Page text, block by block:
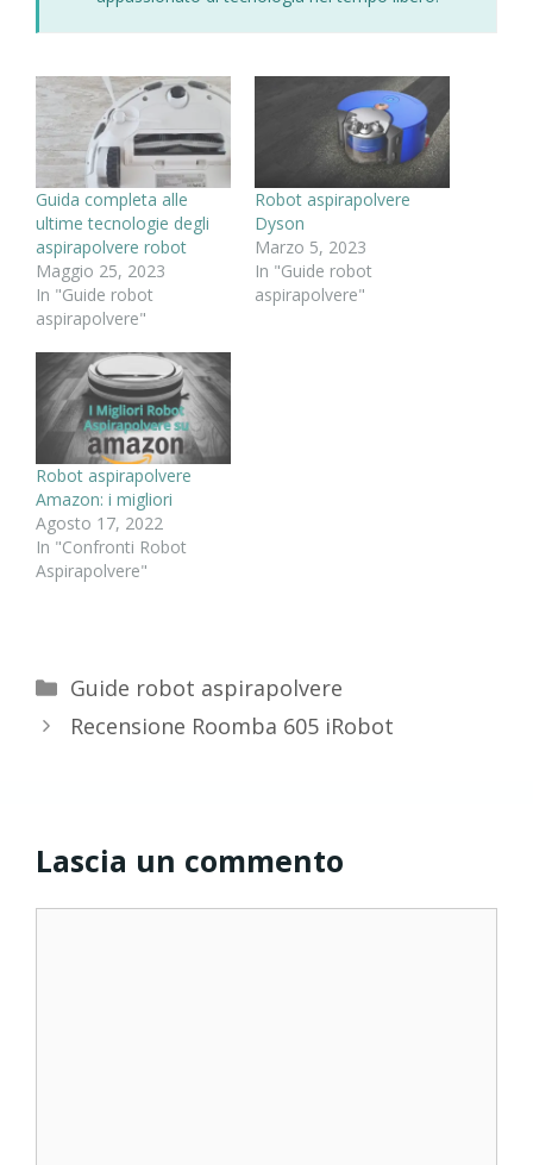
Guida completa alle
ultime tecnologie degli
aspirapolvere robot
Maggio 25, 2023
In "Guide robot
aspirapolvere"
Robot aspirapolvere
Dyson
Marzo 5, 2023
In "Guide robot
aspirapolvere"
Robot aspirapolvere
Amazon: i migliori
Agosto 17, 2022
In "Confronti Robot
Aspirapolvere"
Categorie
Guide robot aspirapolvere
Recensione Roomba 605 iRobot
Lascia un commento